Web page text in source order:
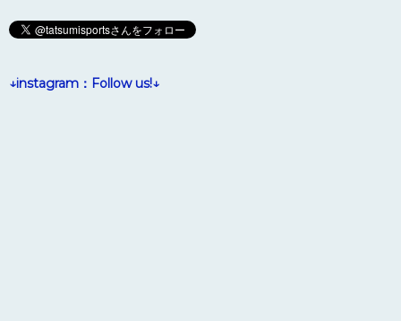
↓instagram：Follow us!↓